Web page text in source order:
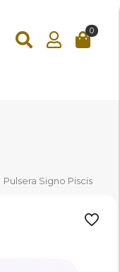
0
Pulsera Signo Piscis